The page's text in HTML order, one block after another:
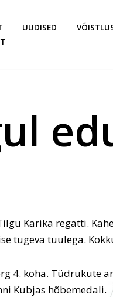
UUDISED
Karika regatti.
tugeva tuulega.
4. koha. Tüdrukute
Kubjas hõbemedali.